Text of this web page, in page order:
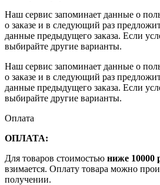
Наш сервис запоминает данные о
о заказе и в следующий раз
данные предыдущего заказа. Если
выбирайте другие варианты.
Наш сервис запоминает данные о
о заказе и в следующий раз
данные предыдущего заказа. Если
выбирайте другие варианты.
Оплата
ОПЛАТА:
Для товаров стоимостью ниже 10000
взимается. Оплату товара можно
получении.